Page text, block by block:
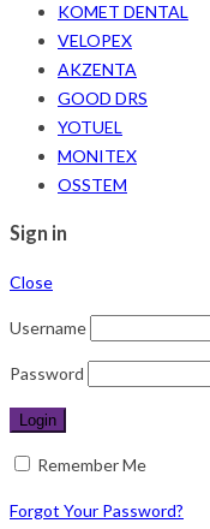
KOMET DENTAL
VELOPEX
AKZENTA
GOOD DRS
YOTUEL
MONITEX
OSSTEM
Sign in
Close
Username
Password
Remember Me
Forgot Your Password?